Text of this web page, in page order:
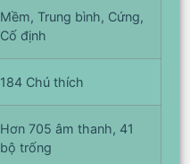
Mềm, Trung bình, Cứng,
Cố định
184 Chú thích
Hơn 705 âm thanh, 41
bộ trống